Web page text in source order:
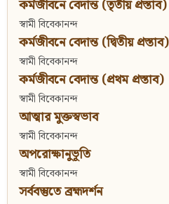
কর্মজীবনে বেদান্ত (তৃতীয় প্রস্তাব)
স্বামী বিবেকানন্দ
কর্মজীবনে বেদান্ত (দ্বিতীয় প্রস্তাব)
স্বামী বিবেকানন্দ
কর্মজীবনে বেদান্ত (প্রথম প্রস্তাব)
স্বামী বিবেকানন্দ
আত্মার মুক্তস্বভাব
স্বামী বিবেকানন্দ
অপরোক্ষানুভূতি
স্বামী বিবেকানন্দ
সর্ববস্তুতে ব্রহ্মদর্শন